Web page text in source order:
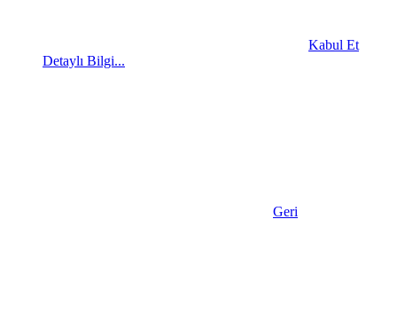
Kabul Et
Detaylı Bilgi...
Geri